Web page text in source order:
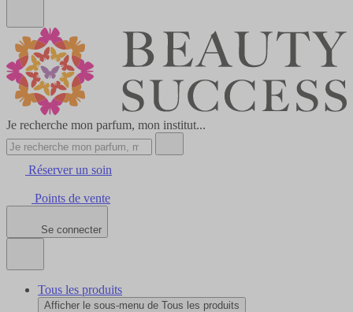
Je recherche mon parfum, mon institut...
Réserver un soin
Points de vente
Se connecter
Tous les produits
Afficher le sous-menu de Tous les produits